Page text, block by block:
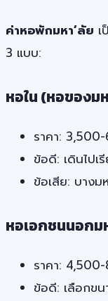
ค่าหอพักมหา’ลัย
3 แบบ:
หอใน (หอของม
ราคา:
ข้อดี: เดินไป
ข้อเสีย: บางม
หอเอกชนนอกม
ราคา:
ข้อดี: เลือกข